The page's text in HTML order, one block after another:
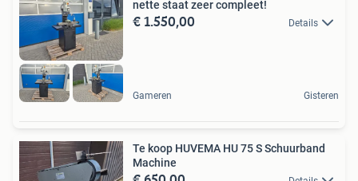
nette staat zeer compleet!
€ 1.550,00 Details
Gameren Gisteren
Te koop HUVEMA HU 75 S Schuurband
Machine